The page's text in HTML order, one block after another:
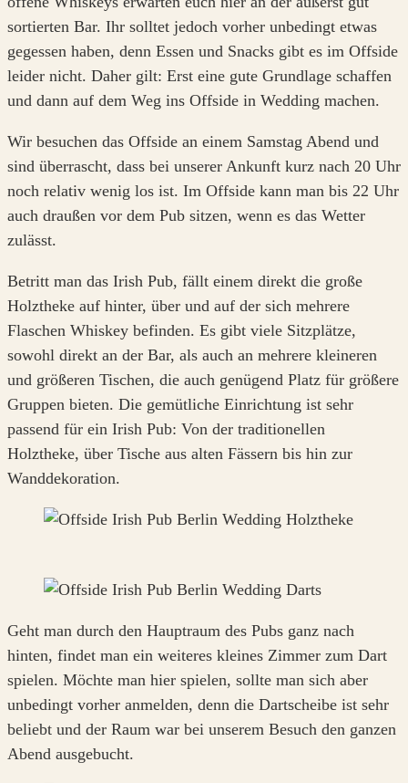
sortierten Bar. Ihr solltet jedoch vorher unbedingt etwas
gegessen haben, denn Essen und Snacks gibt es im Offside
leider nicht. Daher gilt: Erst eine gute Grundlage schaffen
und dann auf dem Weg ins Offside in Wedding machen.
Wir besuchen das Offside an einem Samstag Abend und
sind überrascht, dass bei unserer Ankunft kurz nach 20 Uhr
noch relativ wenig los ist. Im Offside kann man bis 22 Uhr
auch draußen vor dem Pub sitzen, wenn es das Wetter
zulässt.
Betritt man das Irish Pub, fällt einem direkt die große
Holztheke auf hinter, über und auf der sich mehrere
Flaschen Whiskey befinden. Es gibt viele Sitzplätze,
sowohl direkt an der Bar, als auch an mehrere kleineren
und größeren Tischen, die auch genügend Platz für größere
Gruppen bieten. Die gemütliche Einrichtung ist sehr
passend für ein Irish Pub: Von der traditionellen
Holztheke, über Tische aus alten Fässern bis hin zur
Wanddekoration.
Geht man durch den Hauptraum des Pubs ganz nach
hinten, findet man ein weiteres kleines Zimmer zum Dart
spielen. Möchte man hier spielen, sollte man sich aber
unbedingt vorher anmelden, denn die Dartscheibe ist sehr
beliebt und der Raum war bei unserem Besuch den ganzen
Abend ausgebucht.